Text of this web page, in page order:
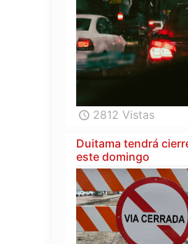
2812 Vistas
Duitama tendrá
este domingo